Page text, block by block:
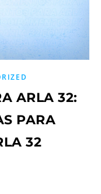
ARLA 32:
PARA
32